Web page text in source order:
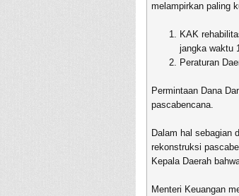
melampirkan paling
KAK
jangka waktu
Peraturan
Permintaan Dana
pascabencana.
Dalam hal sebagian
rekonstruksi
Kepala Daerah
Menteri Keuangan